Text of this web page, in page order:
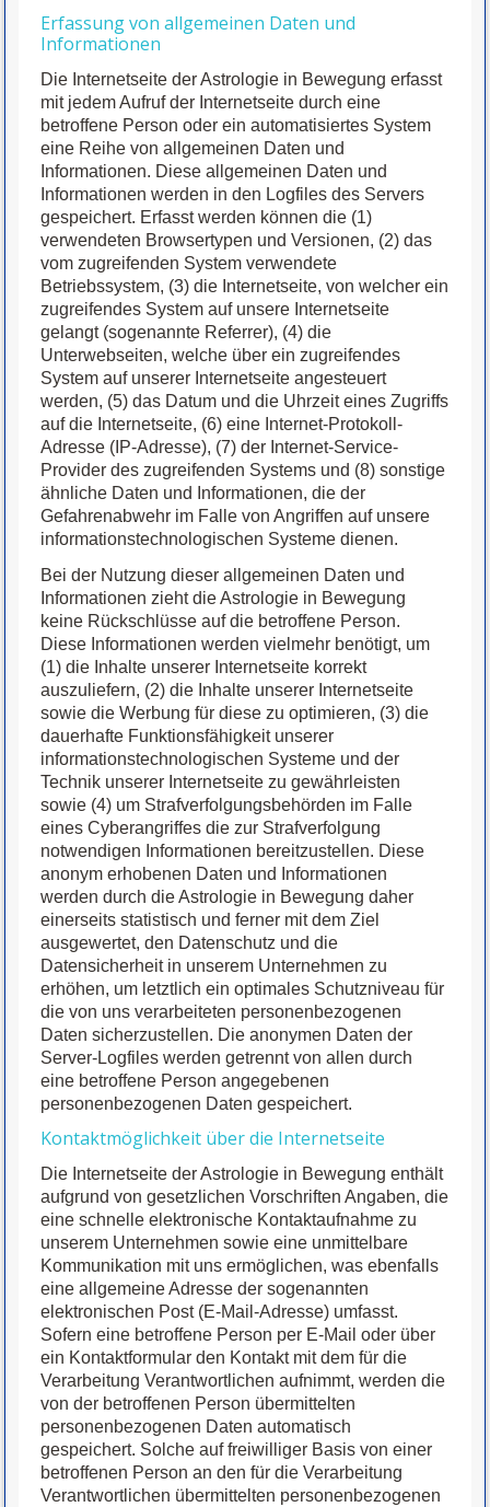
Erfassung von allgemeinen Daten und
Informationen
Die Internetseite der Astrologie in Bewegung erfasst
mit jedem Aufruf der Internetseite durch eine
betroffene Person oder ein automatisiertes System
eine Reihe von allgemeinen Daten und
Informationen. Diese allgemeinen Daten und
Informationen werden in den Logfiles des Servers
gespeichert. Erfasst werden können die (1)
verwendeten Browsertypen und Versionen, (2) das
vom zugreifenden System verwendete
Betriebssystem, (3) die Internetseite, von welcher ein
zugreifendes System auf unsere Internetseite
gelangt (sogenannte Referrer), (4) die
Unterwebseiten, welche über ein zugreifendes
System auf unserer Internetseite angesteuert
werden, (5) das Datum und die Uhrzeit eines Zugriffs
auf die Internetseite, (6) eine Internet-Protokoll-
Adresse (IP-Adresse), (7) der Internet-Service-
Provider des zugreifenden Systems und (8) sonstige
ähnliche Daten und Informationen, die der
Gefahrenabwehr im Falle von Angriffen auf unsere
informationstechnologischen Systeme dienen.
Bei der Nutzung dieser allgemeinen Daten und
Informationen zieht die Astrologie in Bewegung
keine Rückschlüsse auf die betroffene Person.
Diese Informationen werden vielmehr benötigt, um
(1) die Inhalte unserer Internetseite korrekt
auszuliefern, (2) die Inhalte unserer Internetseite
sowie die Werbung für diese zu optimieren, (3) die
dauerhafte Funktionsfähigkeit unserer
informationstechnologischen Systeme und der
Technik unserer Internetseite zu gewährleisten
sowie (4) um Strafverfolgungsbehörden im Falle
eines Cyberangriffes die zur Strafverfolgung
notwendigen Informationen bereitzustellen. Diese
anonym erhobenen Daten und Informationen
werden durch die Astrologie in Bewegung daher
einerseits statistisch und ferner mit dem Ziel
ausgewertet, den Datenschutz und die
Datensicherheit in unserem Unternehmen zu
erhöhen, um letztlich ein optimales Schutzniveau für
die von uns verarbeiteten personenbezogenen
Daten sicherzustellen. Die anonymen Daten der
Server-Logfiles werden getrennt von allen durch
eine betroffene Person angegebenen
personenbezogenen Daten gespeichert.
Kontaktmöglichkeit über die Internetseite
Die Internetseite der Astrologie in Bewegung enthält
aufgrund von gesetzlichen Vorschriften Angaben, die
eine schnelle elektronische Kontaktaufnahme zu
unserem Unternehmen sowie eine unmittelbare
Kommunikation mit uns ermöglichen, was ebenfalls
eine allgemeine Adresse der sogenannten
elektronischen Post (E-Mail-Adresse) umfasst.
Sofern eine betroffene Person per E-Mail oder über
ein Kontaktformular den Kontakt mit dem für die
Verarbeitung Verantwortlichen aufnimmt, werden die
von der betroffenen Person übermittelten
personenbezogenen Daten automatisch
gespeichert. Solche auf freiwilliger Basis von einer
betroffenen Person an den für die Verarbeitung
Verantwortlichen übermittelten personenbezogenen